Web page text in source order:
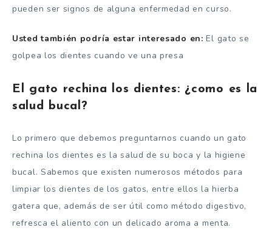
pueden ser signos de alguna enfermedad en curso.
Usted también podría estar interesado en: El gato se
golpea los dientes cuando ve una presa
El gato rechina los dientes: ¿como es la
salud bucal?
Lo primero que debemos preguntarnos cuando un gato
rechina los dientes es la salud de su boca y la higiene
bucal. Sabemos que existen numerosos métodos para
limpiar los dientes de los gatos, entre ellos la hierba
gatera que, además de ser útil como método digestivo,
refresca el aliento con un delicado aroma a menta.